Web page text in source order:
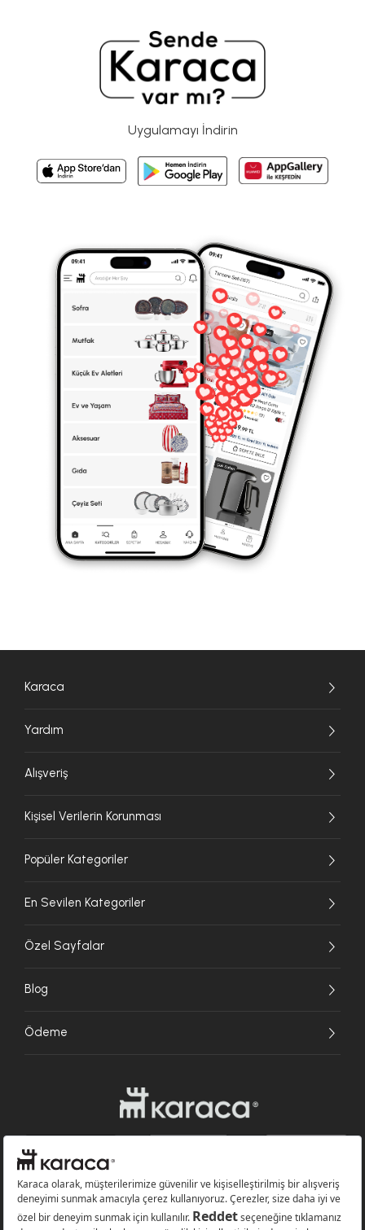
Uygulamayı İndirin
Karaca
Yardım
Alışveriş
Kişisel Verilerin Korunması
Popüler Kategoriler
En Sevilen Kategoriler
Özel Sayfalar
Blog
Ödeme
Websitesinde kullanılan bazı görseller yapay zekâ (AI) ile üretilmiştir.